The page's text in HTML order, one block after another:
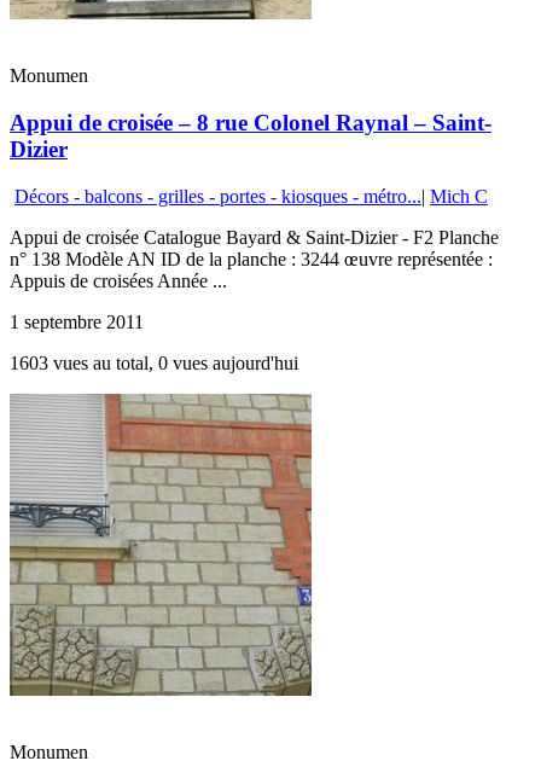
Monumen
Appui de croisée – 8 rue Colonel Raynal – Saint-
Dizier
Décors - balcons - grilles - portes - kiosques - métro...| Mich C
Appui de croisée Catalogue Bayard & Saint-Dizier - F2 Planche
n° 138 Modèle AN ID de la planche : 3244 œuvre représentée :
Appuis de croisées Année ...
1 septembre 2011
1603 vues au total, 0 vues aujourd'hui
Monumen